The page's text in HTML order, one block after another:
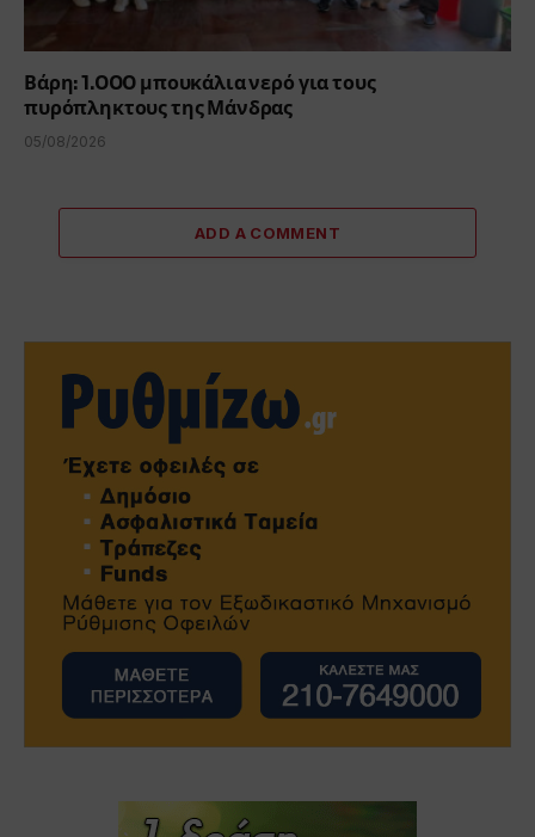
Βάρη: 1.000 μπουκάλια νερό για τους
πυρόπληκτους της Μάνδρας
05/08/2026
ADD A COMMENT